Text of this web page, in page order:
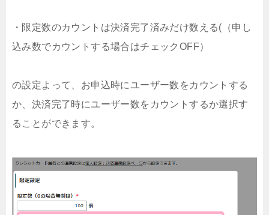
・限定数のカウントは決済完了済みだけ数える(（申し
込み数でカウントする場合はチェックOFF）
の設定よって、お申込時にユーザー数をカウントする
か、決済完了時にユーザー数をカウントするか選択す
ることができます。